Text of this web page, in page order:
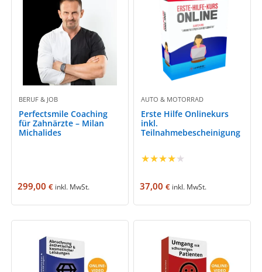
BERUF & JOB
Perfectsmile Coaching
für Zahnärzte – Milan
Michalides
299,00€ inkl. MwSt.
AUTO & MOTORRAD
Erste Hilfe Onlinekurs
inkl.
Teilnahmebescheinigung
★★★★★
37,00€ inkl. MwSt.